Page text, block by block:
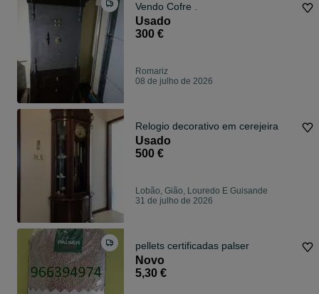
Vendo Cofre .
Usado
300 €
Romariz
08 de julho de 2026
Relogio decorativo em cerejeira
Usado
500 €
Lobão, Gião, Louredo E Guisande
31 de julho de 2026
pellets certificadas palser
Novo
5,30 €